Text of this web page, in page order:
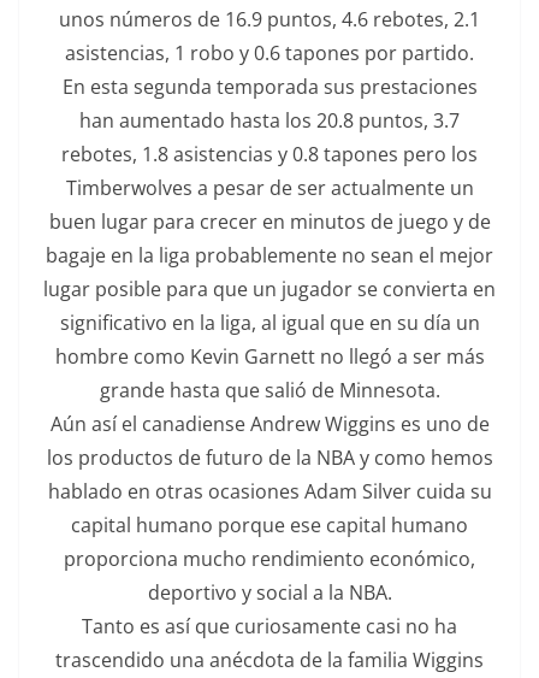
unos números de 16.9 puntos, 4.6 rebotes, 2.1
asistencias, 1 robo y 0.6 tapones por partido.
En esta segunda temporada sus prestaciones
han aumentado hasta los 20.8 puntos, 3.7
rebotes, 1.8 asistencias y 0.8 tapones pero los
Timberwolves a pesar de ser actualmente un
buen lugar para crecer en minutos de juego y de
bagaje en la liga probablemente no sean el mejor
lugar posible para que un jugador se convierta en
significativo en la liga, al igual que en su día un
hombre como Kevin Garnett no llegó a ser más
grande hasta que salió de Minnesota.
Aún así el canadiense Andrew Wiggins es uno de
los productos de futuro de la NBA y como hemos
hablado en otras ocasiones Adam Silver cuida su
capital humano porque ese capital humano
proporciona mucho rendimiento económico,
deportivo y social a la NBA.
Tanto es así que curiosamente casi no ha
trascendido una anécdota de la familia Wiggins